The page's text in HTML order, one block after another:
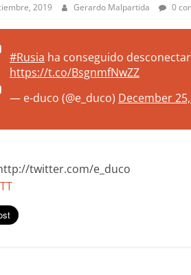
2019 Gerardo Malpartida 0
#Rusia ha conseguido
https://t.co/BsgnmfNwZZ
— e-duco (@e_duco) December
twitter.com/e_duco